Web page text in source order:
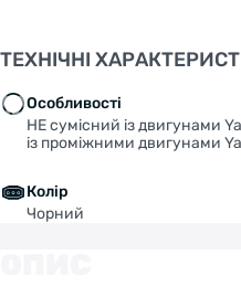
ТЕХНІЧНІ
Особливості
НЕ сумісний із двигунами
із проміжними двигунами
Колір
Чорний